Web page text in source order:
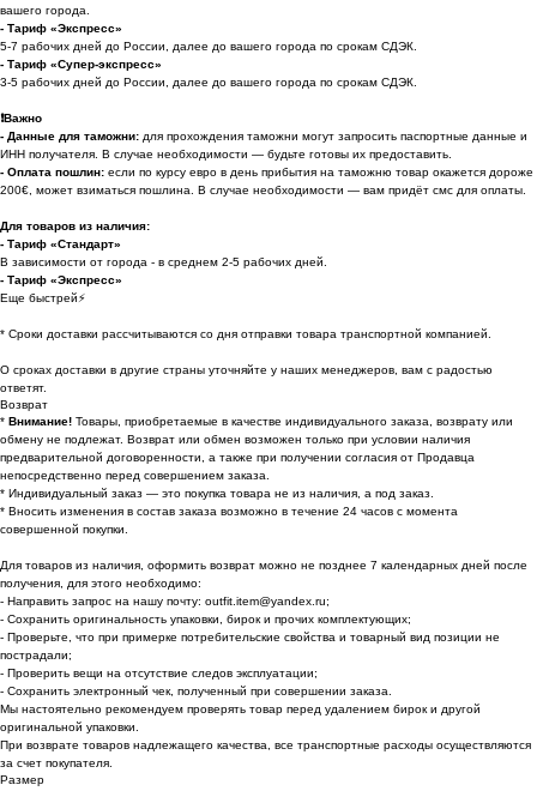
вашего города.
- Тариф «Экспресс»
5-7 рабочих дней до России, далее до вашего города по срокам СДЭК.
- Тариф «Супер-экспресс»
3-5 рабочих дней до России, далее до вашего города по срокам СДЭК.
❗️Важно
- Данные для таможни: для прохождения таможни могут запросить паспортные данные и
ИНН получателя. В случае необходимости — будьте готовы их предоставить.
- Оплата пошлин: если по курсу евро в день прибытия на таможню товар окажется дороже
200€, может взиматься пошлина. В случае необходимости — вам придёт смс для оплаты.
Для товаров из наличия:
- Тариф «Стандарт»
В зависимости от города - в среднем 2-5 рабочих дней.
- Тариф «Экспресс»
Еще быстрей⚡
* Cроки доставки рассчитываются со дня отправки товара транспортной компанией.
О сроках доставки в другие страны уточняйте у наших менеджеров, вам с радостью
ответят.
Возврат
* Внимание! Товары, приобретаемые в качестве индивидуального заказа, возврату или
обмену не подлежат. Возврат или обмен возможен только при условии наличия
предварительной договоренности, а также при получении согласия от Продавца
непосредственно перед совершением заказа.
* Индивидуальный заказ — это покупка товара не из наличия, а под заказ.
* Вносить изменения в состав заказа возможно в течение 24 часов с момента
совершенной покупки.
Для товаров из наличия, оформить возврат можно не позднее 7 календарных дней после
получения, для этого необходимо:
- Направить запрос на нашу почту: outfit.item@yandex.ru;
- Сохранить оригинальность упаковки, бирок и прочих комплектующих;
- Проверьте, что при примерке потребительские свойства и товарный вид позиции не
пострадали;
- Проверить вещи на отсутствие следов эксплуатации;
- Сохранить электронный чек, полученный при совершении заказа.
Мы настоятельно рекомендуем проверять товар перед удалением бирок и другой
оригинальной упаковки.
При возврате товаров надлежащего качества, все транспортные расходы осуществляются
за счет покупателя.
Размер